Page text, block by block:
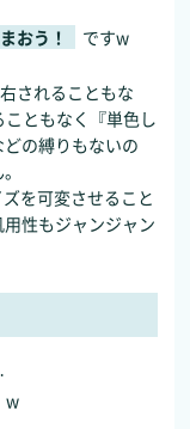
おう！
ですw
されることもな
こともなく『単色し
の縛りもないの
を可変させること
性もジャンジャン
w